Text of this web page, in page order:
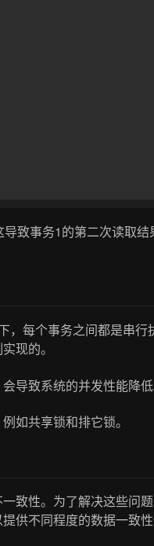
致事务1的第二次读取结
，每个事务之间都是串行
现的。
导致系统的并发性能降低
如共享锁和排它锁。
致性。为了解决这些问
供不同程度的数据一致性